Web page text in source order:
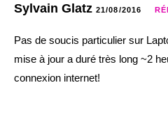
Sylvain Glatz 21/08/2016
Pas de soucis particulier sur
mise à jour a duré très long ~2
connexion internet!